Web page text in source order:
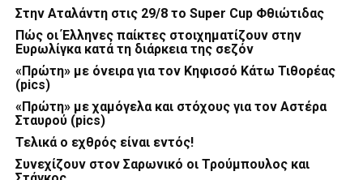
Στην Αταλάντη στις 29/8 το Super Cup Φθιώτιδας
Πώς οι Έλληνες παίκτες στοιχηματίζουν στην
Ευρωλίγκα κατά τη διάρκεια της σεζόν
«Πρώτη» με όνειρα για τον Κηφισσό Κάτω Τιθορέας
(pics)
«Πρώτη» με χαμόγελα και στόχους για τον Αστέρα
Σταυρού (pics)
Τελικά ο εχθρός είναι εντός!
Συνεχίζουν στον Σαρωνικό οι Τρούμπουλος και